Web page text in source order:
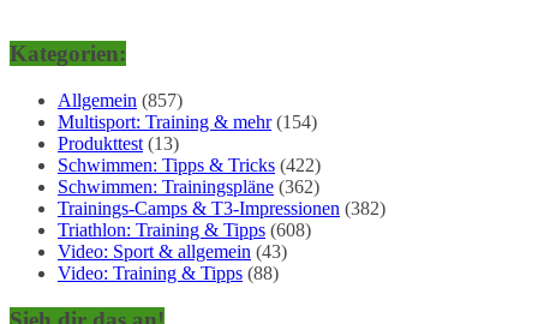
Kategorien:
Allgemein (857)
Multisport: Training & mehr(154)
Produkttest (13)
Schwimmen: Tipps & Tricks (422)
Schwimmen: Trainingspläne (362)
Trainings-Camps & T3-Impressionen (382)
Triathlon: Training & Tipps (608)
Video: Sport & allgemein (43)
Video: Training & Tipps (88)